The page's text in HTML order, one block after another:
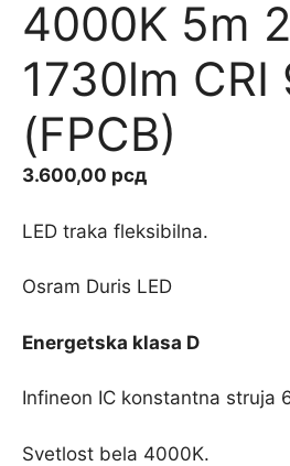
4000K 5m
1730lm CRI
(FPCB)
3.600,00 рсд
LED traka fleksibilna.
Osram Duris LED
Energetska klasa D
Infineon IC konstantna struja
Svetlost bela 4000K.